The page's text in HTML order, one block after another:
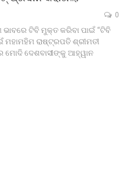
0
ଭାବରେ ଟିବି ମୁକ୍ତ କରିବା ପାଇଁ “ଟିବି
ମହାମହିମ ରାଷ୍ଟ୍ରପତି ଶ୍ରୀମତୀ
ମୋଦି ଦେଶବାସୀଙ୍କୁ ଆହ୍ୱାନ